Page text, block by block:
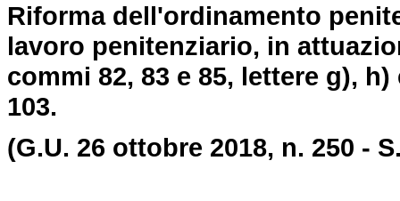
Riforma dell'ordinamento
lavoro penitenziario, in
commi 82, 83 e 85, lettere g),
103.
(G.U. 26 ottobre 2018, n. 250 -